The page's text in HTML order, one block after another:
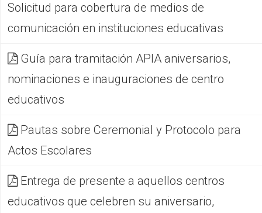
Solicitud para cobertura de medios de
comunicación en instituciones educativas
Guía para tramitación APIA aniversarios,
nominaciones e inauguraciones de centro
educativos
Pautas sobre Ceremonial y Protocolo para
Actos Escolares
Entrega de presente a aquellos centros
educativos que celebren su aniversario,